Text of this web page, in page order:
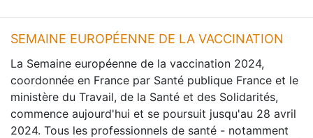
SEMAINE EUROPÉENNE DE LA VACCINATION
La Semaine européenne de la vaccination 2024,
coordonnée en France par Santé publique France et le
ministère du Travail, de la Santé et des Solidarités,
commence aujourd'hui et se poursuit jusqu'au 28 avril
2024. Tous les professionnels de santé - notamment